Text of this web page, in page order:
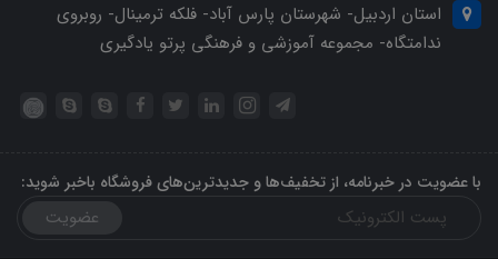
استان اردبیل- شهرستان پارس آباد- فلکه ترمینال- روبروی
ندامتگاه- مجموعه آموزشی و فرهنگی پرتو یادگیری
با عضویت در خبرنامه، از تخفیف‌ها و جدیدترین‌های فروشگاه باخبر شوید:
عضویت